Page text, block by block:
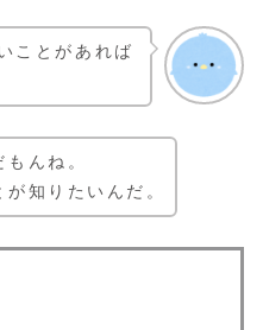
ことがあれば
んね。
知りたいんだ。